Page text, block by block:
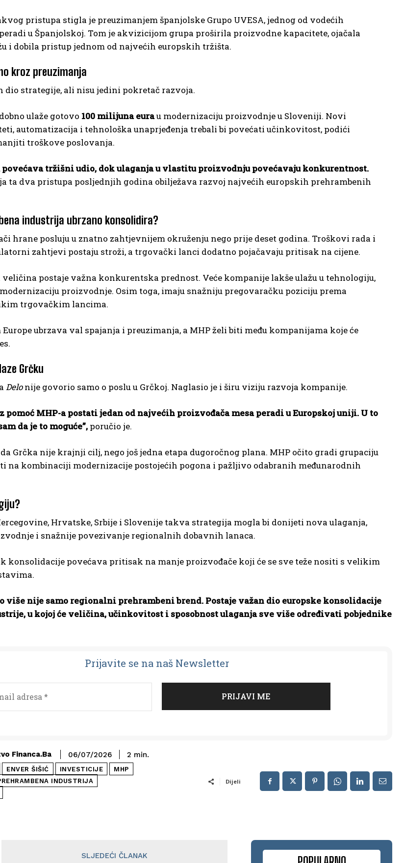
pristupa stigla je preuzimanjem španjolske Grupo UVESA, jednog od vodećih
u Španjolskoj. Tom je akvizicijom grupa proširila proizvodne kapacitete, ojačala
i dobila pristup jednom od najvećih europskih tržišta.
kroz preuzimanja
dio strategije, ali nisu jedini pokretač razvoja.
ulaže gotovo 100 milijuna eurau modernizaciju proizvodnje u Sloveniji. Novi
automatizacija i tehnološka unaprjeđenja trebali bi povećati učinkovitost, podići
troškove poslovanja.
tržišni udio, dok ulaganja u vlastitu proizvodnju povećavaju konkurentnost.
ta dva pristupa posljednjih godina obilježava razvoj najvećih europskih prehrambenih
industrija ubrzano konsolidira?
hrane posluju u znatno zahtjevnijem okruženju nego prije deset godina. Troškovi rada i
zahtjevi postaju stroži, a trgovački lanci dodatno pojačavaju pritisak na cijene.
postaje važna konkurentska prednost. Veće kompanije lakše ulažu u tehnologiju,
proizvodnje. Osim toga, imaju snažniju pregovaračku poziciju prema
trgovačkim lancima.
Europe ubrzava val spajanja i preuzimanja, a MHP želi biti među kompanijama koje će
Grčku
Delonije govorio samo o poslu u Grčkoj. Naglasio je i širu viziju razvoja kompanije.
pomoć MHP-a postati jedan od najvećih proizvođača mesa peradi u Europskoj uniji. U to
da je to moguće”, poručio je.
Grčka nije krajnji cilj, nego još jedna etapa dugoročnog plana. MHP očito gradi grupaciju
na kombinaciji modernizacije postojećih pogona i pažljivo odabranih međunarodnih
Hrvatske, Srbije i Slovenije takva strategija mogla bi donijeti nova ulaganja,
i snažnije povezivanje regionalnih dobavnih lanaca.
konsolidacije povećava pritisak na manje proizvođače koji će se sve teže nositi s velikim
više nije samo regionalni prehrambeni brend. Postaje važan dio europske konsolidacije
u kojoj će veličina, učinkovitost i sposobnost ulaganja sve više određivati pobjednike
Prijavite se na naš Newsletter
Financa.ba 06/07/2026 2 min.
ENVER ŠIŠIĆ INVESTICIJE
MHP
INDUSTRIJA
Dijeli
SLJEDEĆI ČLANAK